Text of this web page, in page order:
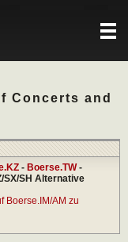
Concerts and
- Boerse.TW-
SX/SH Alternative
Boerse.IM/AM zu